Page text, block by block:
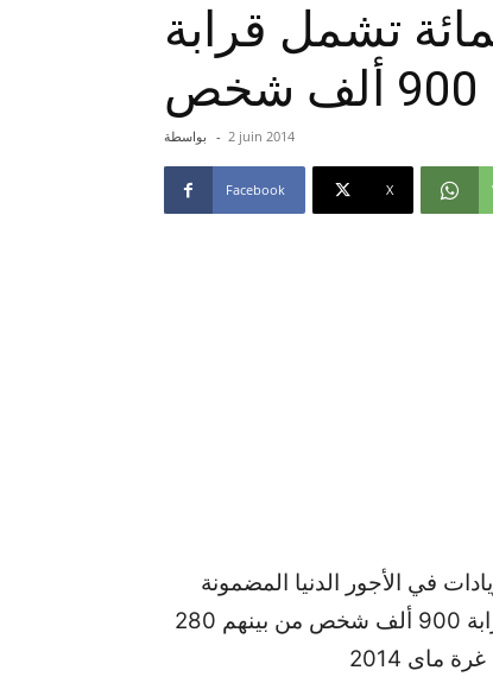
الخاص بـ11 بالمائة تشمل قرابة
900 ألف شخص
بواسطة - 2 juin 2014
Facebook X
في الأجور الدنيا المضمونة
لمختلف المهن في القطاع الخاص بـ11 بالمائة تشمل قرابة 900 ألف شخص من بينهم 280